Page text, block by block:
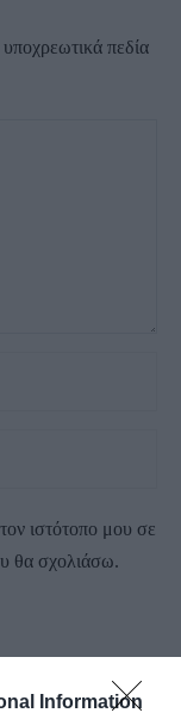
Information
πεδία
ιστότοπο μου σε
θα σχολιάσω.